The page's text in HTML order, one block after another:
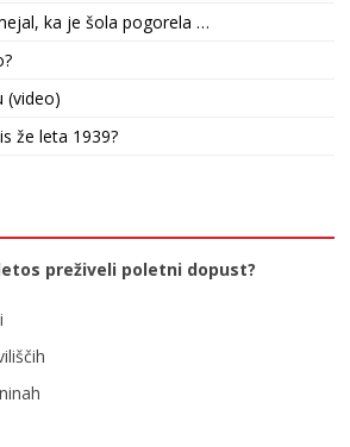
ka je šola pogorela …
(video)
že leta 1939?
preživeli poletni dopust?